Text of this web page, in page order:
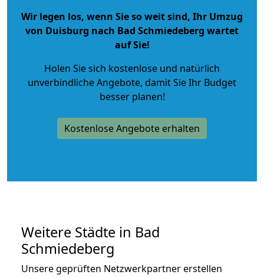
Wir legen los, wenn Sie so weit sind, Ihr Umzug
von Duisburg nach Bad Schmiedeberg wartet
auf Sie!
Holen Sie sich kostenlose und natürlich
unverbindliche Angebote, damit Sie Ihr Budget
besser planen!
Kostenlose Angebote erhalten
Weitere Städte in Bad
Schmiedeberg
Unsere geprüften Netzwerkpartner erstellen